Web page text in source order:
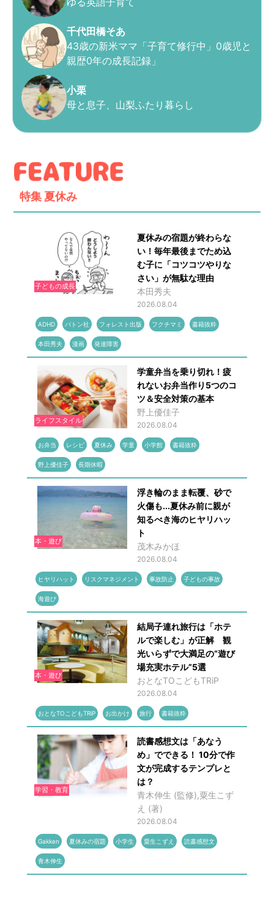
千代田橋そあ
43歳の新米ママ「子育て修行中」0歳児と
親歴0年の成長記録」
小栗
母と息子、山梨ふたり暮らし
特集 夏休み
子どもの成長
夏休みの宿題が終わらな
い！毎年最後までため込
む子に「コツコツやりな
さい」が無駄な理由
本田秀夫
2026.08.04
ADHD バトン社 フォレスト出版 フクチマミ 書籍抜粋
本田秀夫 漫画 発達障害
ライフスタイル
学童弁当を乗り切れ！疲
れないお弁当作り5つのコ
ツ＆安全対策の基本
野上優佳子
2026.08.04
お弁当 レシピ 夏休み 学童 小学館 書籍抜粋
野上優佳子 長期休暇
本・遊び
浮き輪のまま転覆、砂で
火傷も...夏休み前に親が
知るべき海のヒヤリハッ
ト
茂木みかほ
2026.08.04
ヒヤリハット リスクマネジメント 事故防止 子どもの事故
海遊び
本・遊び
結局子連れ旅行は「ホテ
ルで楽しむ」が正解 観
光いらずで大満足の“遊び
場充実ホテル”5選
おとなTOこどもTRiP
2026.08.04
おとなTOこどもTRiP お出かけ 旅行 書籍抜粋
学習・教育
読書感想文は「あなう
め」でできる！ 10分で作
文が完成するテンプレと
は？
青木伸生 (監修),粟生こず
え (著)
2026.08.04
Gakken 夏休みの宿題 小学生 粟生こずえ 読書感想文
青木伸生